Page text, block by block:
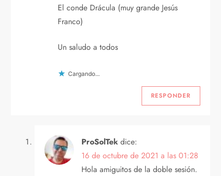
a
El conde Drácula (muy grande Jesús
Franco)
Un saludo a todos
Cargando...
RESPONDER
ProSolTek dice:
16 de octubre de 2021 a las 01:28
Hola amiguitos de la doble sesión.